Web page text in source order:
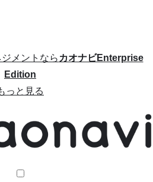
メントならカオナビEnterprise
Edition
っと見る